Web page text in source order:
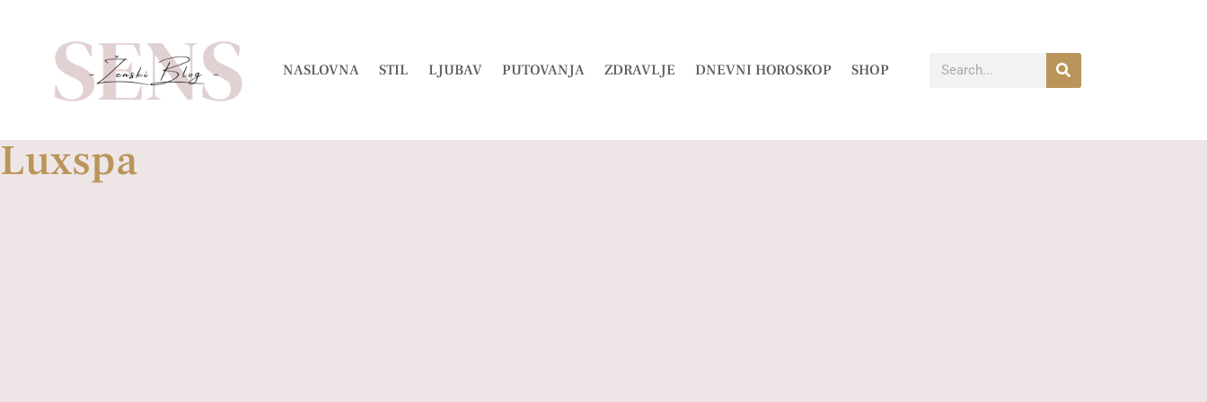
NASLOVNA STIL LJUBAV PUTOVANJA ZDRAVLJE DNEVNI HOROSKOP SHOP
Luxspa